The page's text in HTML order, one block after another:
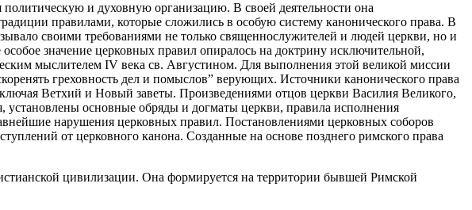
и духовную организацию. В своей деятельности она
правилами, которые сложились в особую систему канонического права. В
своими требованиями не только священнослужителей и людей церкви, но и
значение церковных правил опиралось на доктрину исключительной,
мыслителем IV века св. Августином. Для выполнения этой великой миссии
греховность дел и помыслов” верующих. Источники канонического права
Ветхий и Новый заветы. Произведениями отцов церкви Василия Великого,
установлены основные обряды и догматы церкви, правила исполнения
нарушения церковных правил. Постановлениями церковных соборов
от церковного канона. Созданные на основе позднего римского права
цивилизации. Она формируется на территории бывшей Римской